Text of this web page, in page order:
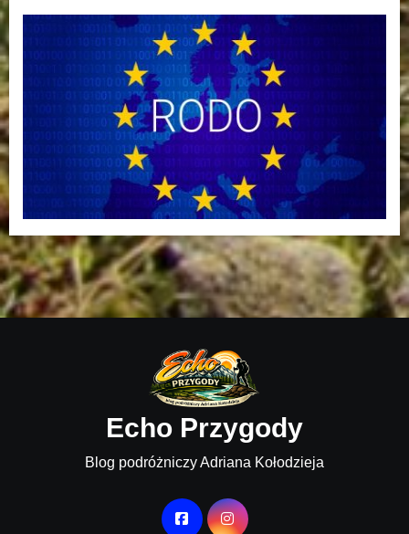
Echo Przygody
Blog podróżniczy Adriana Kołodzieja